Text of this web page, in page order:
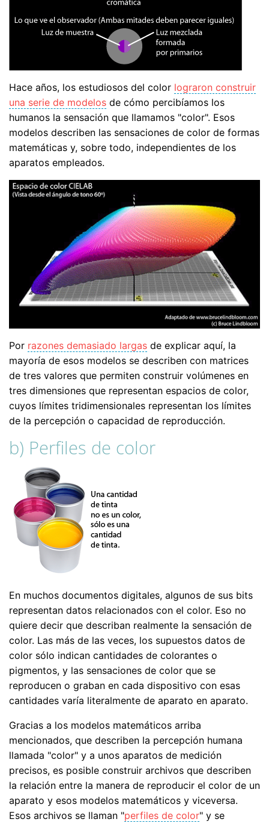
Hace años, los estudiosos del color lograron construir
una serie de modelos de cómo percibíamos los
humanos la sensación que llamamos "color". Esos
modelos describen las sensaciones de color de formas
matemáticas y, sobre todo, independientes de los
aparatos empleados.
Por razones demasiado largas de explicar aquí, la
mayoría de esos modelos se describen con matrices
de tres valores que permiten construir volúmenes en
tres dimensiones que representan espacios de color,
cuyos límites tridimensionales representan los límites
de la percepción o capacidad de reproducción.
b) Perfiles de color
En muchos documentos digitales, algunos de sus bits
representan datos relacionados con el color. Eso no
quiere decir que describan realmente la sensación de
color. Las más de las veces, los supuestos datos de
color sólo indican cantidades de colorantes o
pigmentos, y las sensaciones de color que se
reproducen o graban en cada dispositivo con esas
cantidades varía literalmente de aparato en aparato.
Gracias a los modelos matemáticos arriba
mencionados, que describen la percepción humana
llamada "color" y a unos aparatos de medición
precisos, es posible construir archivos que describen
la relación entre la manera de reproducir el color de un
aparato y esos modelos matemáticos y viceversa.
Esos archivos se llaman "perfiles de color" y se